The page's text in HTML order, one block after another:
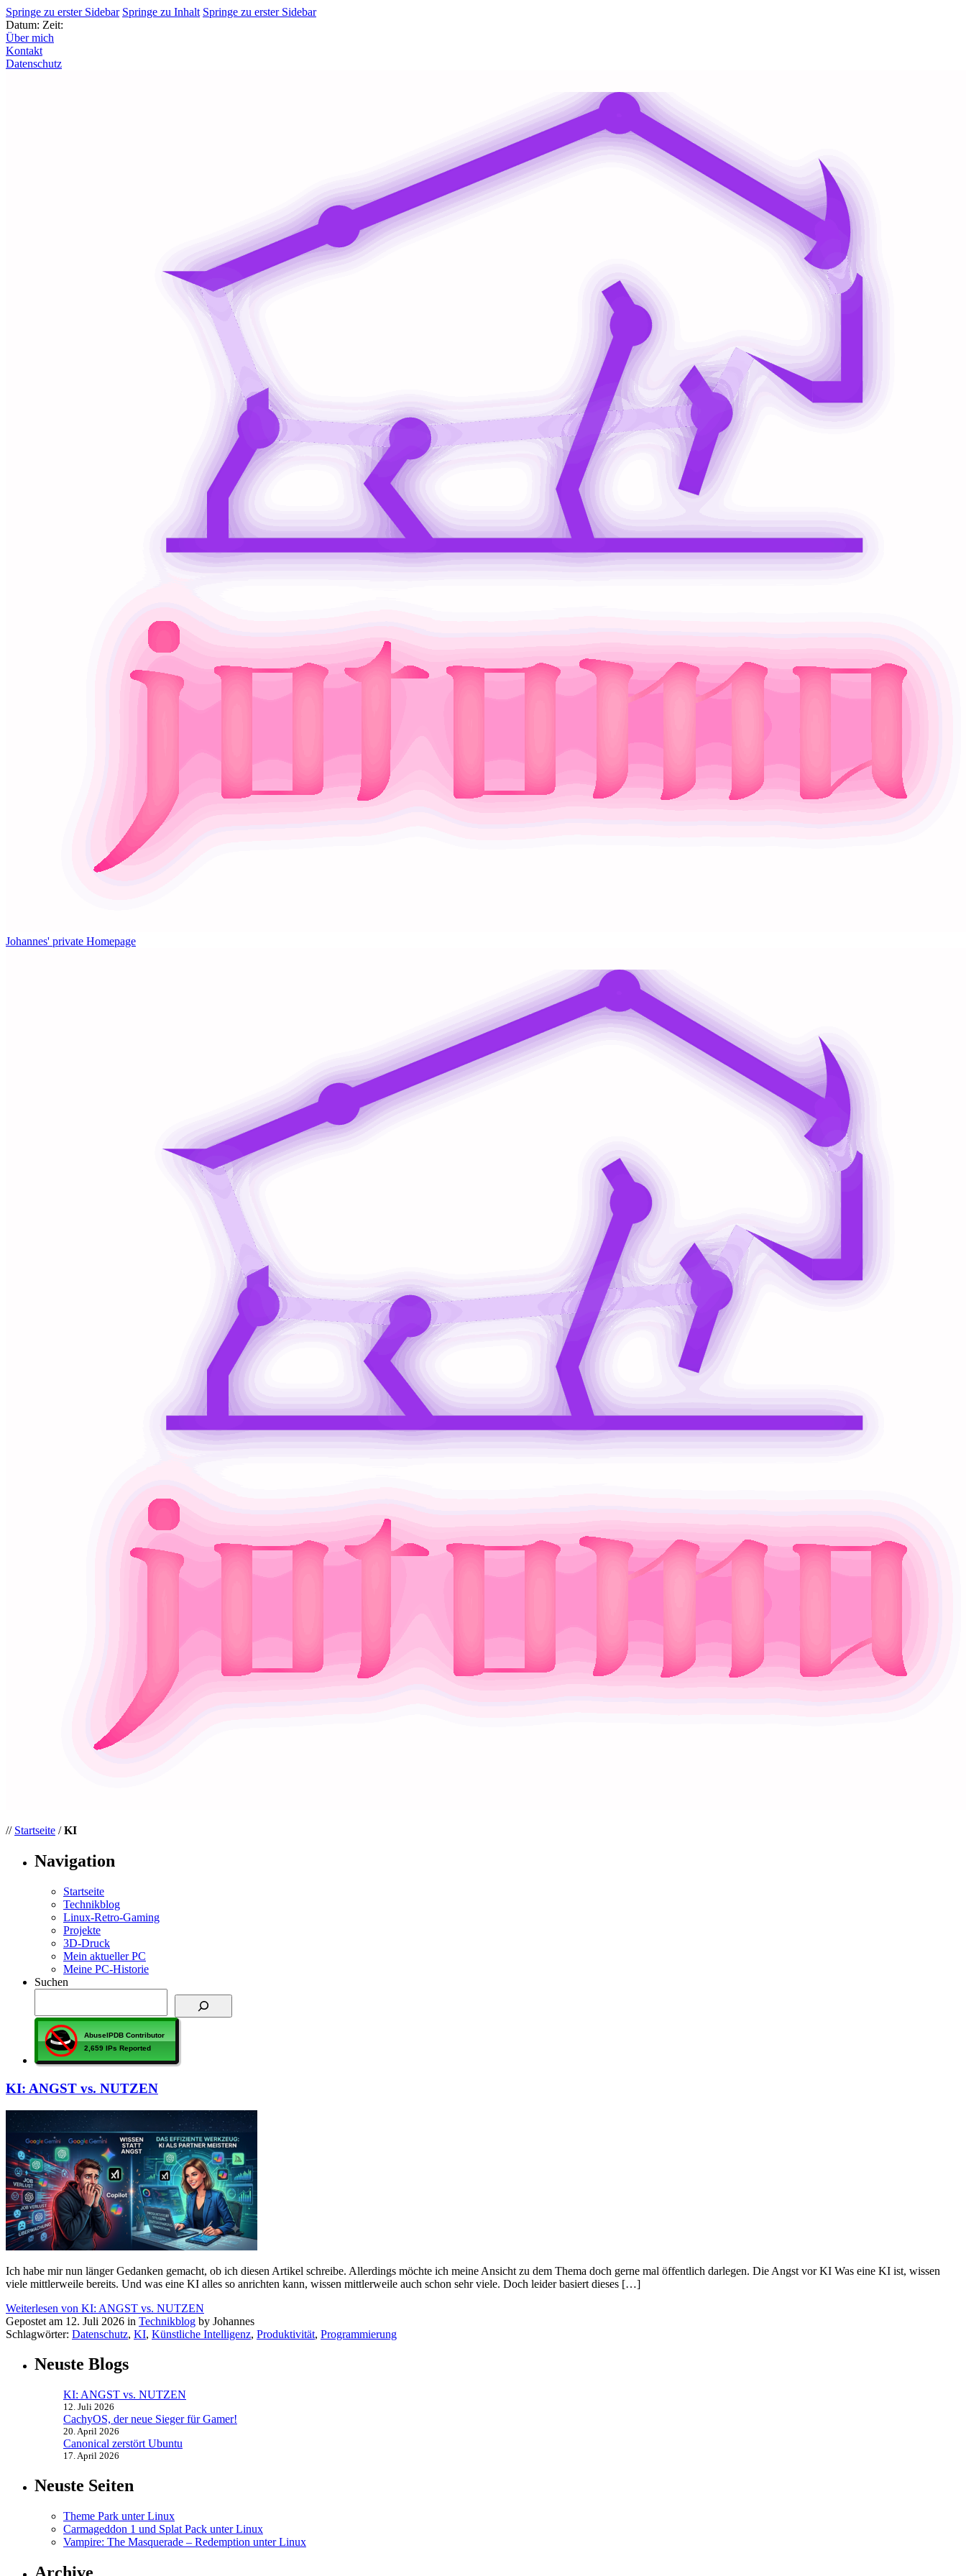
Springe zu erster Sidebar Springe zu Inhalt Springe zu erster Sidebar
Datum: Zeit:
Über mich
Kontakt
Datenschutz
Johannes' private Homepage
// Startseite /KI
Navigation
Startseite
Technikblog
Linux-Retro-Gaming
Projekte
3D-Druck
Mein aktueller PC
Meine PC-Historie
Suchen
KI: ANGST vs. NUTZEN
Ich habe mir nun länger Gedanken gemacht, ob ich diesen Artikel schreibe. Allerdings möchte ich meine Ansicht zu dem Thema doch gerne mal öffentlich darlegen. Die Angst vor KI Was eine KI ist, wissen
viele mittlerweile bereits. Und was eine KI alles so anrichten kann, wissen mittlerweile auch schon sehr viele. Doch leider basiert dieses […]
Weiterlesen von KI: ANGST vs. NUTZEN
Gepostet am 12. Juli 2026 in Technikblog by Johannes
Schlagwörter: Datenschutz, KI, Künstliche Intelligenz, Produktivität, Programmierung
Neuste Blogs
KI: ANGST vs. NUTZEN
12. Juli 2026
CachyOS, der neue Sieger für Gamer!
20. April 2026
Canonical zerstört Ubuntu
17. April 2026
Neuste Seiten
Theme Park unter Linux
Carmageddon 1 und Splat Pack unter Linux
Vampire: The Masquerade – Redemption unter Linux